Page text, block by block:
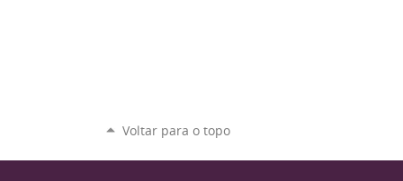
Voltar para o topo